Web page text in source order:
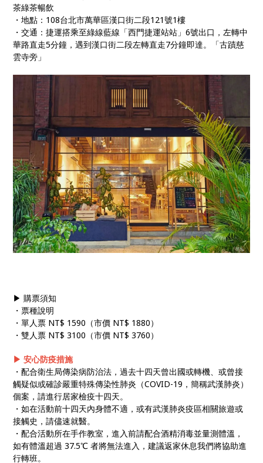
茶綠茶暢飲
・地點：108台北市萬華區漢口街二段121號1樓
・交通：捷運搭乘至綠線藍線「西門捷運站站」6號出口，左轉中
華路直走5分鐘，遇到漢口街二段左轉直走7分鐘即達。「古蹟慈
雲寺旁」
▶ 購票須知
・票種說明
・單人票 NT$ 1590（市價 NT$ 1880）
・雙人票 NT$ 3100（市價 NT$ 3760）
▶安心防疫措施
・配合衛生局傳染病防治法，過去十四天曾出國或轉機、或曾接
觸疑似或確診嚴重特殊傳染性肺炎（COVID-19，簡稱武漢肺炎）
個案，請進行居家檢疫十四天。
・如在活動前十四天內身體不適，或有武漢肺炎疫區相關旅遊或
接觸史，請儘速就醫。
・配合活動所在手作教室，進入前請配合酒精消毒並量測體溫，
如有體溫超過 37.5℃ 者將無法進入，建議返家休息我們將協助進
行轉班。